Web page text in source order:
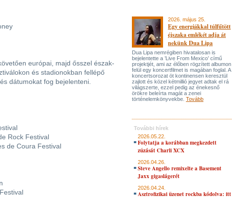
európai, majd ősszel észak-
és stadionokban fellépő
dátumokat fog bejelenteni.
Rock Festival
de Coura Festival
2026. május 25.
Egy energiákkal túlfűtött
éjszaka emlékét adja át
nekünk Dua Lipa
Dua Lipa nemrégiben hivatalosan is
bejelentette a ’Live From Mexico’ című
projektjét, ami az élőben rögzített albumon
felül egy koncertfilmet is magában foglal. A
koncertsorozat öt kontinensen keresztül
zajlott és közel kétmillió jegyet adtak el rá
világszerte, ezzel pedig az énekesnő
örökre beleírta magát a zenei
történelemkönyvekbe. Tovább
További hírek
2026.05.22.
Folytatja a korábban megkezdett
zúzását Charli XCX
2026.04.26.
Steve Angello remixelte a Basement
Jaxx gigaslágerét
2026.04.24.
Asztrofizikai üzenet rockba kódolva: itt